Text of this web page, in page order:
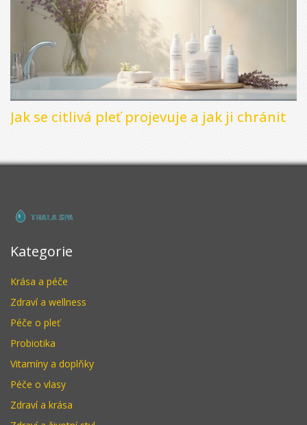
Jak se citlivá pleť projevuje a jak ji chránit
Kategorie
Krása a péče
Zdraví a wellness
Péče o pleť
Probiotika
Vitamíny a doplňky
Péče o vlasy
Zdraví a krása